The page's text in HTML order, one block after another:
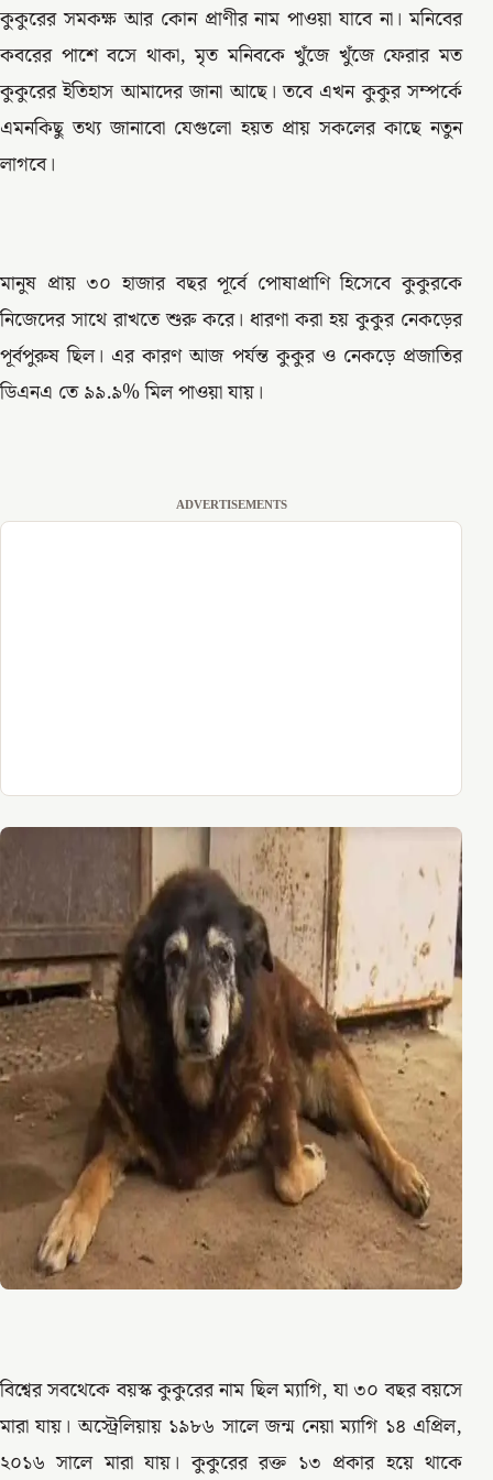
কুকুরের সমকক্ষ আর কোন প্রাণীর নাম পাওয়া যাবে না। মনিবের
কবরের পাশে বসে থাকা, মৃত মনিবকে খুঁজে খুঁজে ফেরার মত
কুকুরের ইতিহাস আমাদের জানা আছে। তবে এখন কুকুর সম্পর্কে
এমনকিছু তথ্য জানাবো যেগুলো হয়ত প্রায় সকলের কাছে নতুন
লাগবে।
মানুষ প্রায় ৩০ হাজার বছর পূর্বে পোষাপ্রাণি হিসেবে কুকুরকে
নিজেদের সাথে রাখতে শুরু করে। ধারণা করা হয় কুকুর নেকড়ের
পূর্বপুরুষ ছিল। এর কারণ আজ পর্যন্ত কুকুর ও নেকড়ে প্রজাতির
ডিএনএ তে ৯৯.৯% মিল পাওয়া যায়।
ADVERTISEMENTS
বিশ্বের সবথেকে বয়স্ক কুকুরের নাম ছিল ম্যাগি, যা ৩০ বছর বয়সে
মারা যায়। অস্ট্রেলিয়ায় ১৯৮৬ সালে জন্ম নেয়া ম্যাগি ১৪ এপ্রিল,
২০১৬ সালে মারা যায়। কুকুরের রক্ত ১৩ প্রকার হয়ে থাকে